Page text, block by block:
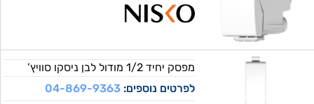
מפסק יחיד 1/2 מודול לבן ניסקו סוויץ’
לפרטים נוספים:04-869-9363